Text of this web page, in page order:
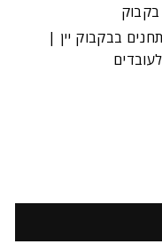
בבקבוק יין |